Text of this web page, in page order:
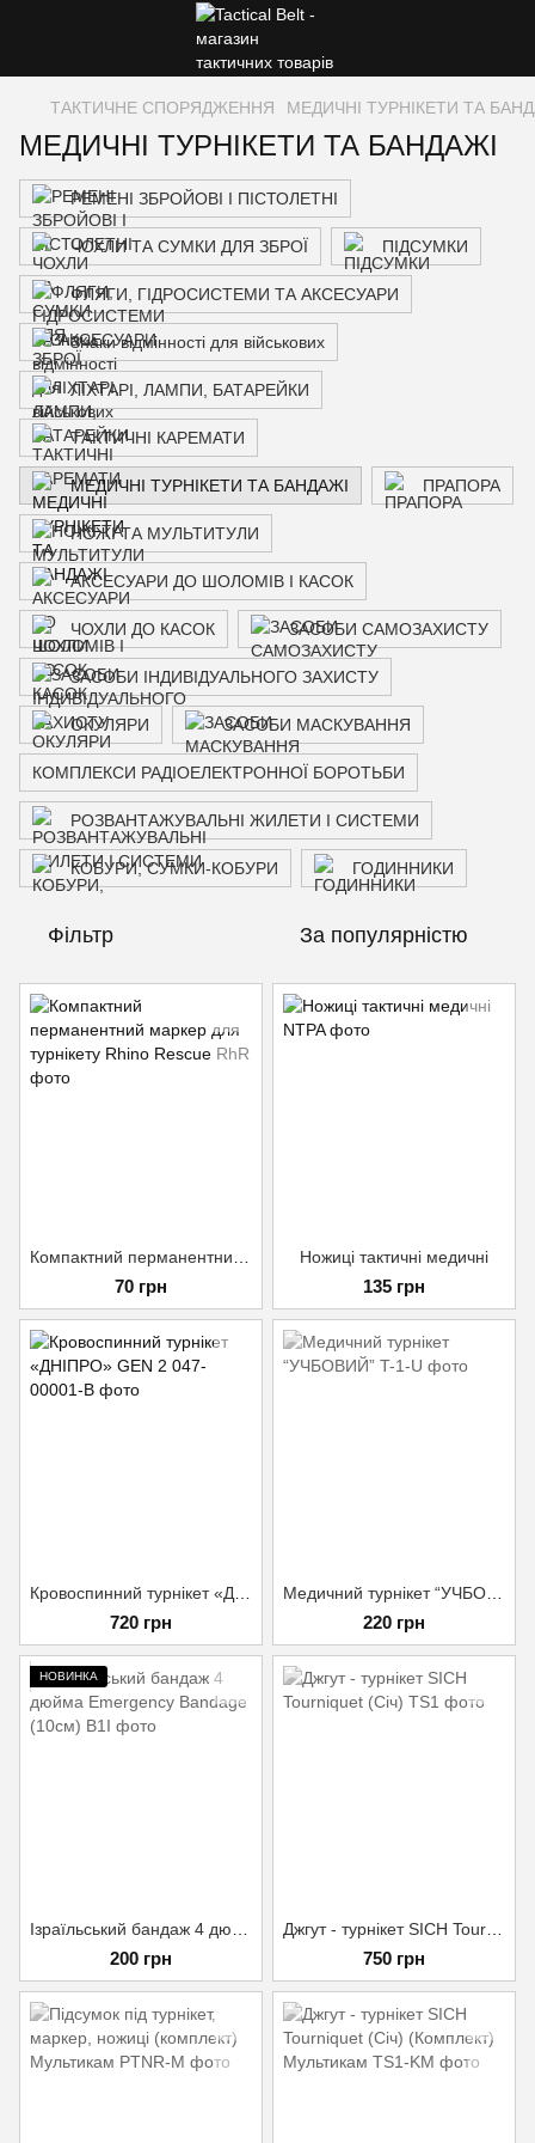
ТАКТИЧНЕ СПОРЯДЖЕННЯ МЕДИЧНІ ТУРНІКЕТИ ТА
МЕДИЧНІ ТУРНІКЕТИ ТА БАНДАЖІ
РЕМЕНІ ЗБРОЙОВІ І ПІСТОЛЕТНІ
ЧОХЛИ ТА СУМКИ ДЛЯ ЗБРОЇ ПІДСУМКИ
ФЛЯГИ, ГІДРОСИСТЕМИ ТА АКСЕСУАРИ
Знаки відмінності для військових
ЛІХТАРІ, ЛАМПИ, БАТАРЕЙКИ
ТАКТИЧНІ КАРЕМАТИ
МЕДИЧНІ ТУРНІКЕТИ ТА БАНДАЖІ ПРАПОРА
НОЖІ ТА МУЛЬТИТУЛИ
АКСЕСУАРИ ДО ШОЛОМІВ І КАСОК
ЧОХЛИ ДО КАСОК ЗАСОБИ САМОЗАХИСТУ
ЗАСОБИ ІНДИВІДУАЛЬНОГО ЗАХИСТУ
ОКУЛЯРИ ЗАСОБИ МАСКУВАННЯ
КОМПЛЕКСИ РАДІОЕЛЕКТРОННОЇ БОРОТЬБИ
РОЗВАНТАЖУВАЛЬНІ ЖИЛЕТИ І СИСТЕМИ
КОБУРИ, СУМКИ-КОБУРИ ГОДИННИКИ
Фільтр За популярністю
70 грн
Ножиці тактичні медичні
135 грн
720 грн 220 грн
НОВИНКА
200 грн 750 грн